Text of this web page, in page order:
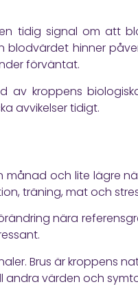
tidig signal om att
hinner
förväntat.
av kroppens
avvikelser tidigt.
månad och lite lägre
träning, mat och
nära
Brus är kroppens
andra värden och